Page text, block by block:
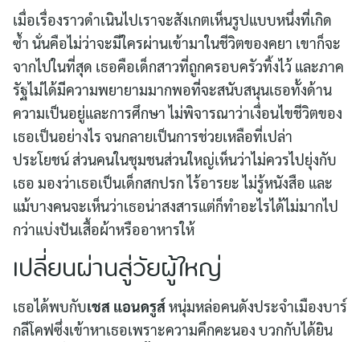
เมื่อเรื่องราวดำเนินไปเราจะสังเกตเห็นรูปแบบหนึ่งที่เกิด
ซ้ำ นั่นคือไม่ว่าจะมีใครผ่านเข้ามาในชีวิตของคยา เขาก็จะ
จากไปในที่สุด เธอคือเด็กสาวที่ถูกครอบครัวทิ้งไว้ และภาค
รัฐไม่ได้มีความพยายามมากพอที่จะสนับสนุนเธอทั้งด้าน
ความเป็นอยู่และการศึกษา ไม่พิจารณาว่าเงื่อนไขชีวิตของ
เธอเป็นอย่างไร จนกลายเป็นการช่วยเหลือที่เปล่า
ประโยชน์ ส่วนคนในชุมชนส่วนใหญ่เห็นว่าไม่ควรไปยุ่งกับ
เธอ มองว่าเธอเป็นเด็กสกปรก ไร้อารยะ ไม่รู้หนังสือ และ
แม้บางคนจะเห็นว่าเธอน่าสงสารแต่ก็ทำอะไรได้ไม่มากไป
กว่าแบ่งปันเสื้อผ้าหรืออาหารให้
เปลี่ยนผ่านสู่วัยผู้ใหญ่
เธอได้พบกับเชส แอนดรูส์หนุ่มหล่อคนดังประจำเมืองบาร์
กลีโคฟซึ่งเข้าหาเธอเพราะความคึกคะนอง บวกกับได้ยิน